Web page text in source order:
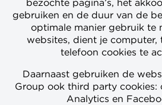
bezochte pagina’s, het
gebruiken en de duur van de
optimale manier gebruik te
websites, dient je
telefoon cookies te
Daarnaast gebruiken de
Group ook third party cookies:
Analytics en